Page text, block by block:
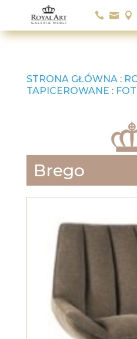
  
STRONA GŁÓWNA:
TAPICEROWANE :
Brego